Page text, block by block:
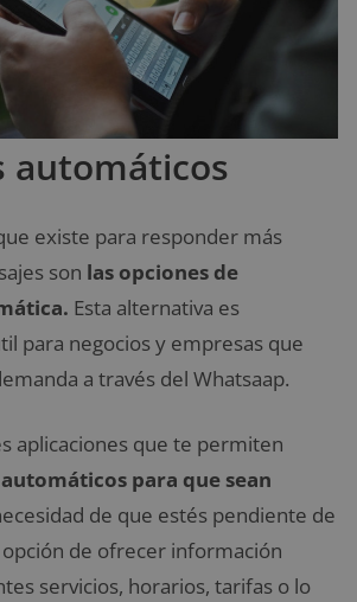
automáticos
existe para responder más
son las opciones de
Esta alternativa es
para negocios y empresas que
a través del Whatsaap.
aplicaciones que te permiten
para que sean
de que estés pendiente de
opción de ofrecer información
servicios, horarios, tarifas o lo